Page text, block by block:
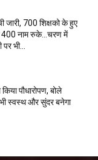
जारी, 700 शिक्षको के हुए
400 नाम रुके…चरण में
भी...
पौधारोपण, बोले
भी स्वस्थ और सुंदर बनेगा